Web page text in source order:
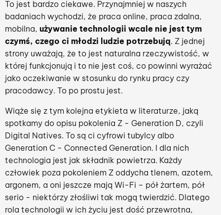
To jest bardzo ciekawe. Przynajmniej w naszych
badaniach wychodzi, że praca online, praca zdalna,
mobilna, używanie technologii wcale nie jest tym
czymś, czego ci młodzi ludzie potrzebują. Z jednej
strony uważają, że to jest naturalna rzeczywistość, w
której funkcjonują i to nie jest coś, co powinni wyrażać
jako oczekiwanie w stosunku do rynku pracy czy
pracodawcy. To po prostu jest.
Wiąże się z tym kolejna etykieta w literaturze, jaką
spotkamy do opisu pokolenia Z - Generation D, czyli
Digital Natives. To są ci cyfrowi tubylcy albo
Generation C - Connected Generation. I dla nich
technologia jest jak składnik powietrza. Każdy
człowiek poza pokoleniem Z oddycha tlenem, azotem,
argonem, a oni jeszcze mają Wi-Fi – pół żartem, pół
serio - niektórzy złośliwi tak mogą twierdzić. Dlatego
rola technologii w ich życiu jest dość przewrotna,